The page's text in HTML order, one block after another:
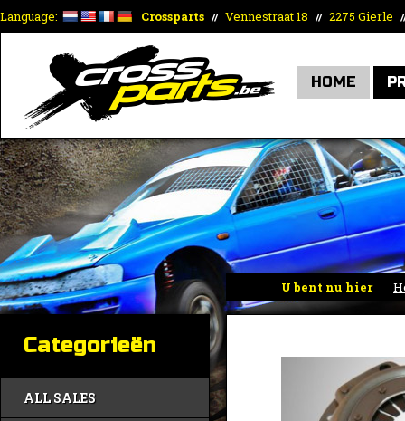
Language: Crossparts // Vennestraat 18 // 2275 Gierle
HOME
U bent nu hier
Categorieën
ALL SALES